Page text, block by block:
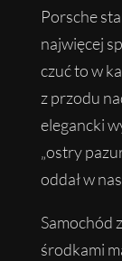
Porsche
najwięcej
czuć to w
z przodu
elegancki
„ostry
oddał w
Samochód
środkami